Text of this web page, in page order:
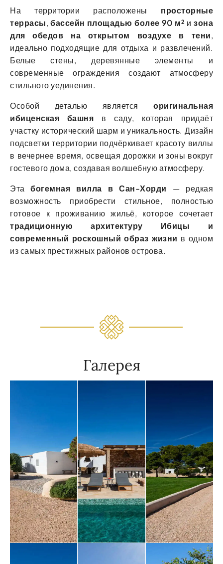
На территории расположены просторные
террасы,бассейн площадью более 90 м² изона
для обедов на открытом воздухе в тени,
идеально подходящие для отдыха и развлечений.
Белые стены, деревянные элементы и
современные ограждения создают атмосферу
стильного уединения.
Особой деталью является оригинальная
ибиценская башня в саду, которая придаёт
участку исторический шарм и уникальность. Дизайн
подсветки территории подчёркивает красоту виллы
в вечернее время, освещая дорожки и зоны вокруг
гостевого дома, создавая волшебную атмосферу.
Этабогемная вилла в Сан-Хорди — редкая
возможность приобрести стильное, полностью
готовое к проживанию жильё, которое сочетает
традиционную архитектуру Ибицы и
современный роскошный образ жизни в одном
из самых престижных районов острова.
Галерея